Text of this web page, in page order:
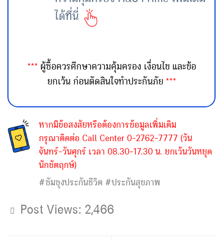
ได้ที่นี่
*** ผู้ซื้อควรศึกษาความคุ้มครอง เงื่อนไข และข้อ
ยกเว้น ก่อนตัดสินใจทำประกันภัย***
หากมีข้อสงสัยหรือต้องการข้อมูลเพิ่มเติม
กรุณาติดต่อ Call Center 0-2762-7777 (วัน
จันทร์-วันศุกร์ เวลา 08.30–17.30 น. ยกเว้นวันหยุด
นักขัตฤกษ์)
#ซัมซุงประกันชีวิต #ประกันสุขภาพ
Post Views: 2,466